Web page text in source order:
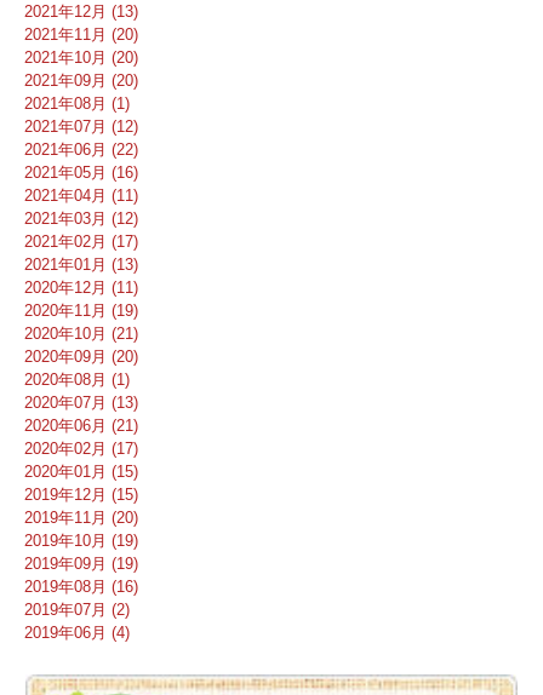
2021年12月 (13)
2021年11月 (20)
2021年10月 (20)
2021年09月 (20)
2021年08月 (1)
2021年07月 (12)
2021年06月 (22)
2021年05月 (16)
2021年04月 (11)
2021年03月 (12)
2021年02月 (17)
2021年01月 (13)
2020年12月 (11)
2020年11月 (19)
2020年10月 (21)
2020年09月 (20)
2020年08月 (1)
2020年07月 (13)
2020年06月 (21)
2020年02月 (17)
2020年01月 (15)
2019年12月 (15)
2019年11月 (20)
2019年10月 (19)
2019年09月 (19)
2019年08月 (16)
2019年07月 (2)
2019年06月 (4)